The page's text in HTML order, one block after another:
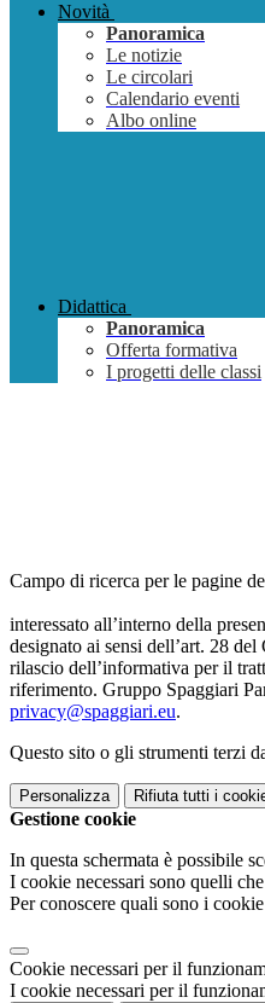
Novità
Panoramica
Le notizie
Le circolari
Calendario eventi
Albo online
Didattica
Panoramica
Offerta formativa
I progetti delle classi
Campo di ricerca per le pagine
interessato all’interno della
designato ai sensi dell’art. 28
rilascio dell’informativa per il
riferimento. Gruppo Spaggiari
privacy@spaggiari.eu.
Questo sito o gli strumenti terzi
Personalizza Rifiuta tutti i
Gestione cookie
In questa schermata è possibile
I cookie necessari sono quelli
Per conoscere quali sono i
Cookie necessari per il
I cookie necessari per il